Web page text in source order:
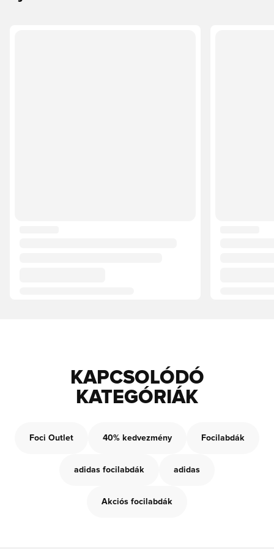
KAPCSOLÓDÓ
KATEGÓRIÁK
Foci Outlet 40% kedvezmény Focilabdák
adidas focilabdák adidas
Akciós focilabdák